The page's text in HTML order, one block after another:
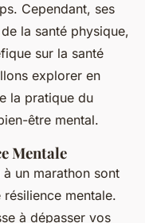
Cependant, ses
la santé physique,
sur la santé
explorer en
la pratique du
être mental.
Mentale
un marathon sont
mentale.
à dépasser vos